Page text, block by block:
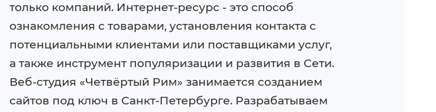
только компаний. Интернет-ресурс - это способ
ознакомления с товарами, установления контакта с
потенциальными клиентами или поставщиками услуг,
а также инструмент популяризации и развития в Сети.
Веб-студия «Четвёртый Рим» занимается созданием
сайтов под ключ в Санкт-Петербурге. Разрабатываем